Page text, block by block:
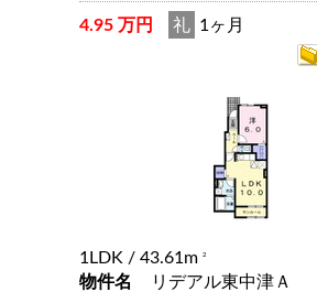
4.95 万円 礼 1ヶ月
1LDK / 43.61m 2
物件名
リデアル東中津Ａ